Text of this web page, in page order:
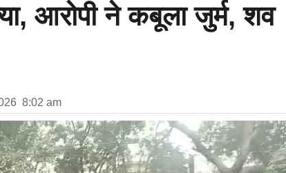
आरोपी ने कबूला जुर्म, शव
8:02 am